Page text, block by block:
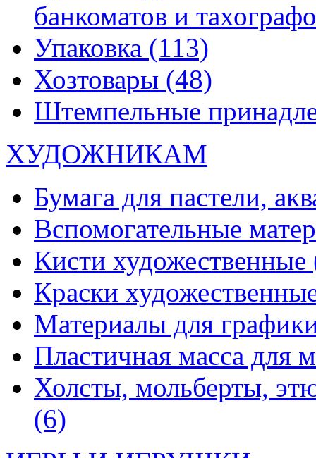
банкоматов и
Упаковка (113)
Хозтовары (48)
Штемпельные
ХУДОЖНИКАМ
Бумага для пастели,
Вспомогательные
Кисти художественные
Краски
Материалы для
Пластичная масса для
Холсты, мольберты,
(6)